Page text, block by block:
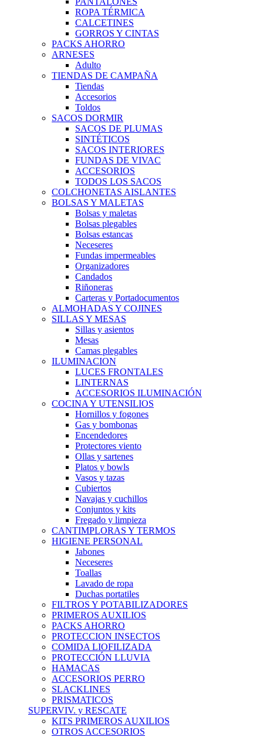
ROPA TÉRMICA
CALCETINES
GORROS Y CINTAS
PACKS AHORRO
ARNESES
Adulto
TIENDAS DE CAMPAÑA
Tiendas
Accesorios
Toldos
SACOS DORMIR
SACOS DE PLUMAS
SINTÉTICOS
SACOS INTERIORES
FUNDAS DE VIVAC
ACCESORIOS
TODOS LOS SACOS
COLCHONETAS AISLANTES
BOLSAS Y MALETAS
Bolsas y maletas
Bolsas plegables
Bolsas estancas
Neceseres
Fundas impermeables
Organizadores
Candados
Riñoneras
Carteras y Portadocumentos
ALMOHADAS Y COJINES
SILLAS Y MESAS
Sillas y asientos
Mesas
Camas plegables
ILUMINACION
LUCES FRONTALES
LINTERNAS
ACCESORIOS ILUMINACIÓN
COCINA Y UTENSILIOS
Hornillos y fogones
Gas y bombonas
Encendedores
Protectores viento
Ollas y sartenes
Platos y bowls
Vasos y tazas
Cubiertos
Navajas y cuchillos
Conjuntos y kits
Fregado y limpieza
CANTIMPLORAS Y TERMOS
HIGIENE PERSONAL
Jabones
Neceseres
Toallas
Lavado de ropa
Duchas portatiles
FILTROS Y POTABILIZADORES
PRIMEROS AUXILIOS
PACKS AHORRO
PROTECCION INSECTOS
COMIDA LIOFILIZADA
PROTECCIÓN LLUVIA
HAMACAS
ACCESORIOS PERRO
SLACKLINES
PRISMATICOS
SUPERVIV. y RESCATE
KITS PRIMEROS AUXILIOS
OTROS ACCESORIOS